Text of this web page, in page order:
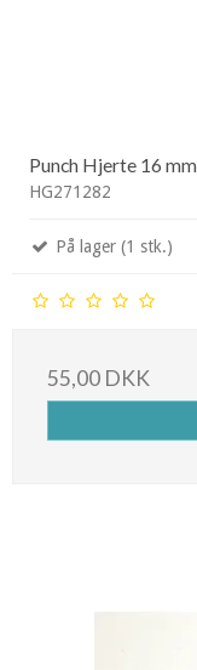
Punch Hjerte 16 mm
HG271282
På lager (1 stk.)
55,00 DKK